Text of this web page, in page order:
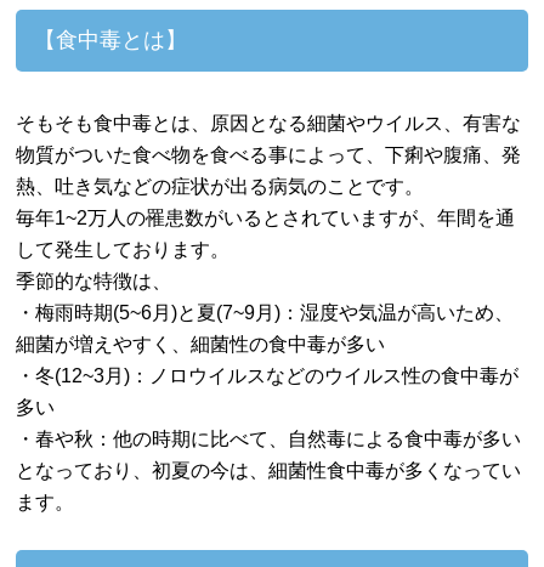
【食中毒とは】
そもそも食中毒とは、原因となる細菌やウイルス、有害な
物質がついた食べ物を食べる事によって、下痢や腹痛、発
熱、吐き気などの症状が出る病気のことです。
毎年1~2万人の罹患数がいるとされていますが、年間を通
して発生しております。
季節的な特徴は、
・梅雨時期(5~6月)と夏(7~9月)：湿度や気温が高いため、
細菌が増えやすく、細菌性の食中毒が多い
・冬(12~3月)：ノロウイルスなどのウイルス性の食中毒が
多い
・春や秋：他の時期に比べて、自然毒による食中毒が多い
となっており、初夏の今は、細菌性食中毒が多くなってい
ます。